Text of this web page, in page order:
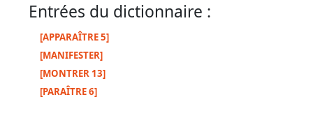
Entrées du dictionnaire :
[APPARAÎTRE 5]
[MANIFESTER]
[MONTRER 13]
[PARAÎTRE 6]
non
retenus
Ouvrages